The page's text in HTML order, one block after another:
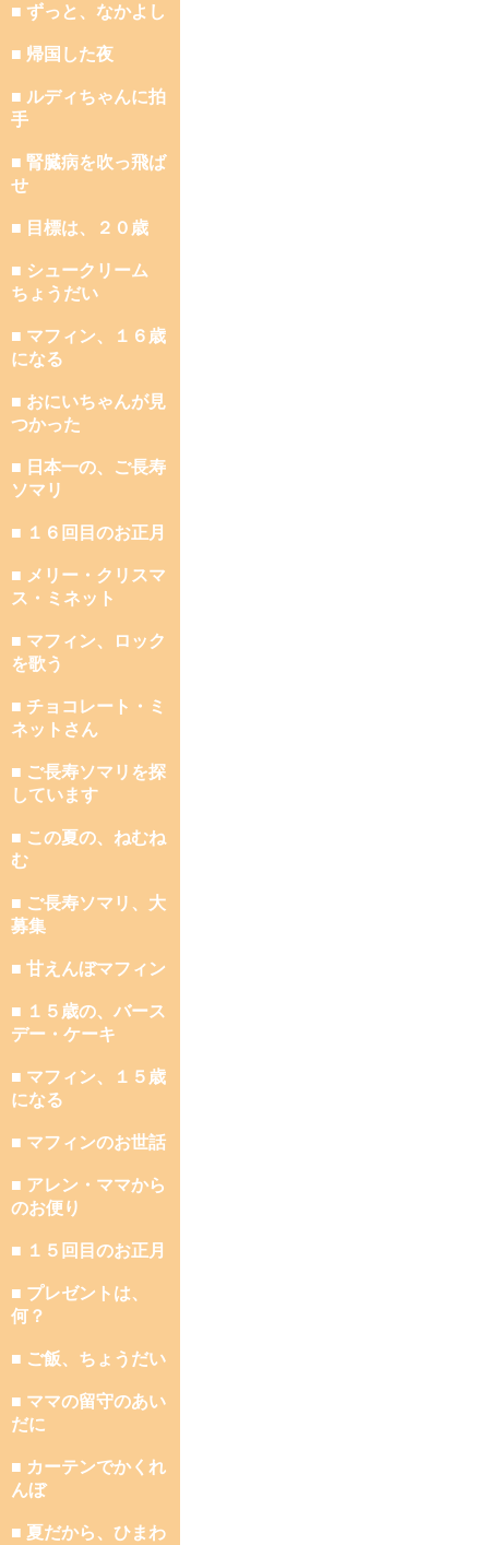
■ ずっと、なかよし
■ 帰国した夜
■ ルディちゃんに拍
手
■ 腎臓病を吹っ飛ば
せ
■ 目標は、２０歳
■ シュークリーム
ちょうだい
■ マフィン、１６歳
になる
■ おにいちゃんが見
つかった
■ 日本一の、ご長寿
ソマリ
■ １６回目のお正月
■ メリー・クリスマ
ス・ミネット
■ マフィン、ロック
を歌う
■ チョコレート・ミ
ネットさん
■ ご長寿ソマリを探
しています
■ この夏の、ねむね
む
■ ご長寿ソマリ、大
募集
■ 甘えんぼマフィン
■ １５歳の、バース
デー・ケーキ
■ マフィン、１５歳
になる
■ マフィンのお世話
■ アレン・ママから
のお便り
■ １５回目のお正月
■ プレゼントは、
何？
■ ご飯、ちょうだい
■ ママの留守のあい
だに
■ カーテンでかくれ
んぼ
■ 夏だから、ひまわ